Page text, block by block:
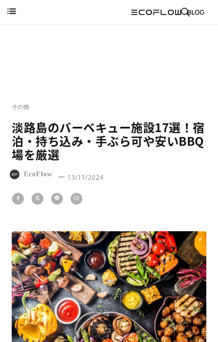
その他
淡路島のバーベキュー施設17選！宿
泊・持ち込み・手ぶら可や安いBBQ
場を厳選
EcoFlow 13/11/2024